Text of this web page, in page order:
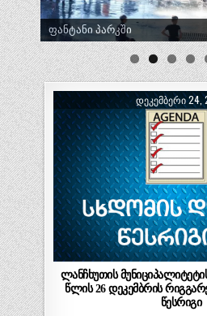
ტრადიციული ლელობურთი
ᲓᲔᲙᲔᲛᲑᲔᲠᲘ 24,
ლანჩხუთის
წლის 26 დეკემბრის
წესრიგი